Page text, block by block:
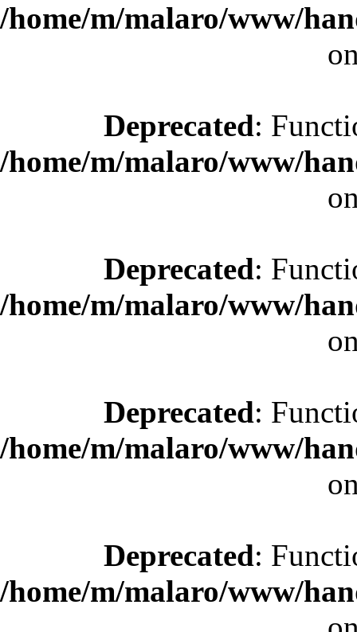
/home/m/malaro/www/
Deprecated:
/home/m/malaro/www/
Deprecated:
/home/m/malaro/www/
Deprecated:
/home/m/malaro/www/
Deprecated:
/home/m/malaro/www/